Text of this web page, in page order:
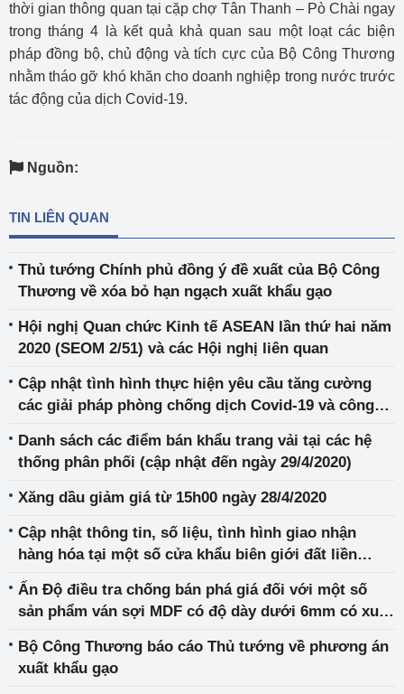
thời gian thông quan tại cặp chợ Tân Thanh – Pò Chài ngay
trong tháng 4 là kết quả khả quan sau một loạt các biện
pháp đồng bộ, chủ động và tích cực của Bộ Công Thương
nhằm tháo gỡ khó khăn cho doanh nghiệp trong nước trước
tác động của dịch Covid-19.
Nguồn:
TIN LIÊN QUAN
Thủ tướng Chính phủ đồng ý đề xuất của Bộ Công
Thương về xóa bỏ hạn ngạch xuất khẩu gạo
Hội nghị Quan chức Kinh tế ASEAN lần thứ hai năm
2020 (SEOM 2/51) và các Hội nghị liên quan
Cập nhật tình hình thực hiện yêu cầu tăng cường
các giải pháp phòng chống dịch Covid-19 và công
dịch của các Sàn TMĐT (tuần từ 22 - 29/4/2020)
Danh sách các điểm bán khẩu trang vải tại các hệ
thống phân phối (cập nhật đến ngày 29/4/2020)
Xăng dầu giảm giá từ 15h00 ngày 28/4/2020
Cập nhật thông tin, số liệu, tình hình giao nhận
hàng hóa tại một số cửa khẩu biên giới đất liền
ngày 26/4/2020
Ấn Độ điều tra chống bán phá giá đối với một số
sản phẩm ván sợi MDF có độ dày dưới 6mm có xuất
Bộ Công Thương báo cáo Thủ tướng về phương án
xuất khẩu gạo